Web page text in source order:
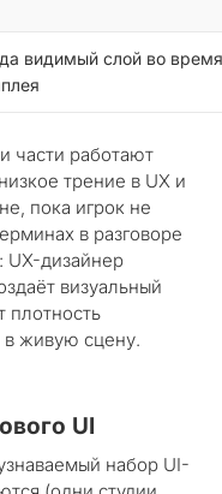
видимый слой во время
части работают
трение в UX и
пока игрок не
в разговоре
UX-дизайнер
визуальный
плотность
живую сцену.
UI
набор UI-